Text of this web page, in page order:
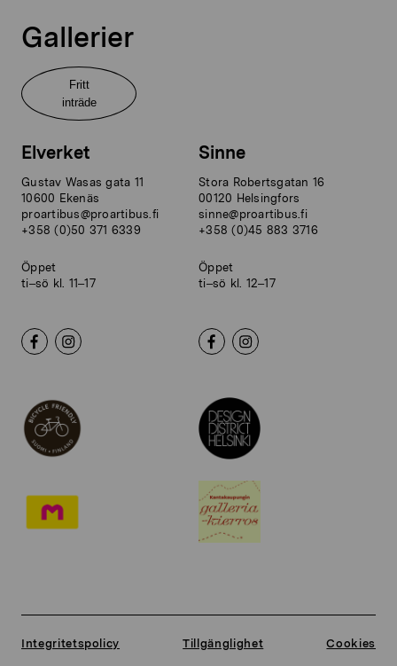
Gallerier
Fritt
inträde
Elverket
Gustav Wasas gata 11
10600 Ekenäs
proartibus@proartibus.fi
+358 (0)50 371 6339
Öppet
ti–sö kl. 11–17
Sinne
Stora Robertsgatan 16
00120 Helsingfors
sinne@proartibus.fi
+358 (0)45 883 3716
Öppet
ti–sö kl. 12–17
Integritetspolicy Tillgänglighet Cookies